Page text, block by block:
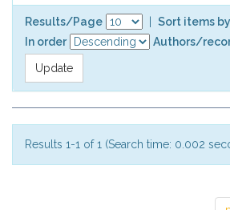
Results/Page
Sort items by
In order
Authors/
Results 1-1 of 1 (Search time: 0.002